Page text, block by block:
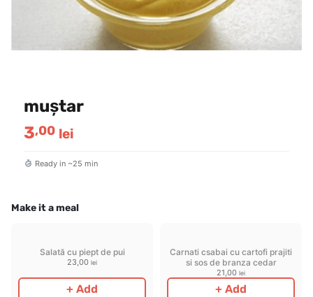
muștar
3,00 lei
Ready in ~25 min
Make it a meal
Salată cu piept de pui
23,00 lei
+ Add
Carnati csabai cu cartofi prajiti
si sos de branza cedar
21,00 lei
+ Add